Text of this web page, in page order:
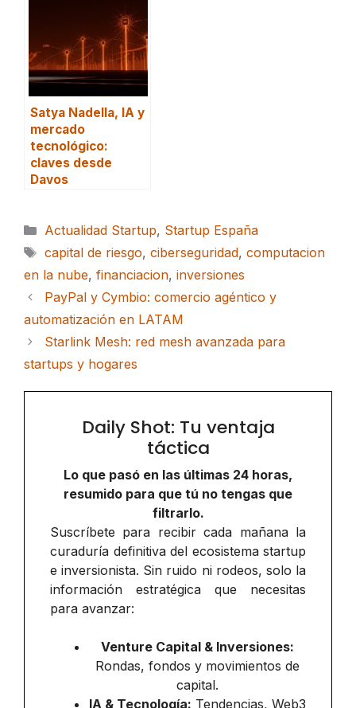
Satya Nadella, IA y
mercado
tecnológico:
claves desde
Davos
Categorías
Actualidad Startup, Startup España
Etiquetas
capital de riesgo, ciberseguridad, computacion
en la nube, financiacion, inversiones
PayPal y Cymbio: comercio agéntico y
automatización en LATAM
Starlink Mesh: red mesh avanzada para
startups y hogares
Daily Shot: Tu ventaja
táctica
Lo que pasó en las últimas 24 horas,
resumido para que tú no tengas que
filtrarlo.
Suscríbete para recibir cada mañana la
curaduría definitiva del ecosistema startup
e inversionista. Sin ruido ni rodeos, solo la
información estratégica que necesitas
para avanzar:
Venture Capital & Inversiones:
Rondas, fondos y movimientos de
capital.
IA & Tecnología: Tendencias, Web3